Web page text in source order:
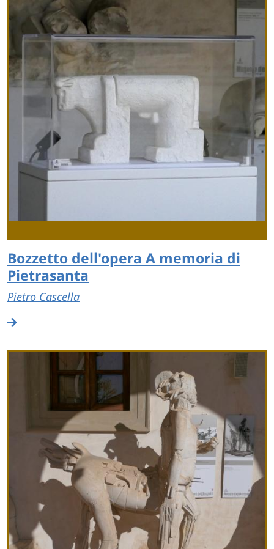
Bozzetto dell'opera A memoria di
Pietrasanta
Pietro Cascella